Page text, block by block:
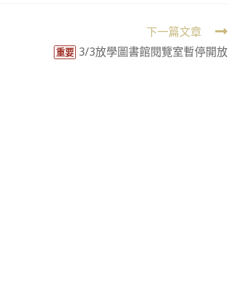
下一篇文章
重要 3/3放學圖書館閱覽室暫停開放